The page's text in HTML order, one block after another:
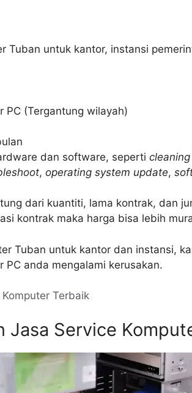
Tuban untuk kantor, instansi
PC (Tergantung wilayah)
dan software, seperti
, operating system update,
dari kuantiti, lama kontrak, dan
kontrak maka harga bisa lebih
Tuban untuk kantor dan instansi,
PC anda mengalami kerusakan.
Terbaik
Jasa Service